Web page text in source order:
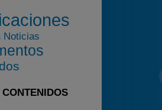
Noticias